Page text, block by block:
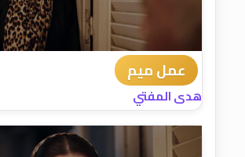
عمل ميم
هدى المفتي